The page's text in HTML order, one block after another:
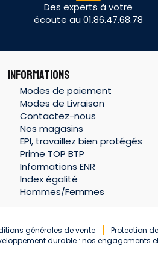
Des experts à votre
écoute au 01.86.47.68.78
INFORMATIONS
Modes de paiement
Modes de Livraison
Contactez-nous
Nos magasins
EPI, travaillez bien protégés
Prime TOP BTP
Informations ENR
Index égalité
Hommes/Femmes
générales de vente Protection
durable : nos engagements